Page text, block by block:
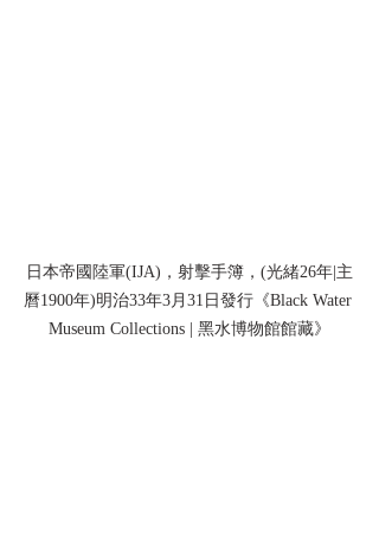
日本帝國陸軍(IJA)，射擊手簿，(光緒26年|主
曆1900年)明治33年3月31日發行《Black Water
Museum Collections | 黑水博物館館藏》